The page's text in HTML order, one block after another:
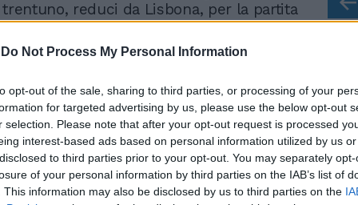
Do Not Process My Personal Information
opt-out of the sale, sharing to third parties, or processing of your
for targeted advertising by us, please use the below opt-out
selection. Please note that after your opt-out request is processed
interest-based ads based on personal information utilized by us
to third parties prior to your opt-out. You may separately
of your personal information by third parties on the IAB’s list of
This information may also be disclosed by us to third parties on the
reduci da Lisbona, per la partita
Ferreira, capitano del Benfica ed
quel Mazzola motore ed anima
italiana fondata il 3 dicembre 1906 in
di via Pietro Micca, 231 partite in totale
granata, 123 reti realizzate, 29 delle
1946-47, capocannoniere.
tecnici, giornalisti, uomini
E diciotto giocatori, Valerio
Aldo Ballarin, Virgilio Maroso, Giuseppe
Rigamonti, Eusebio Castigliano, Romeo